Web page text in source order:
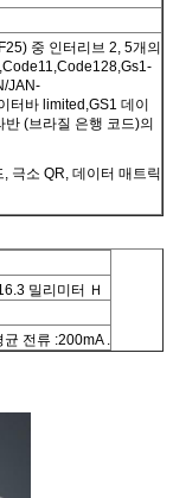
중 인터리브 2, 5개의
JAN-
터바 limited,GS1 데이
반 (브라질 은행 코드)의
극소 QR, 데이터 매트릭
밀리미터 Ｈ
전류 :200mA .